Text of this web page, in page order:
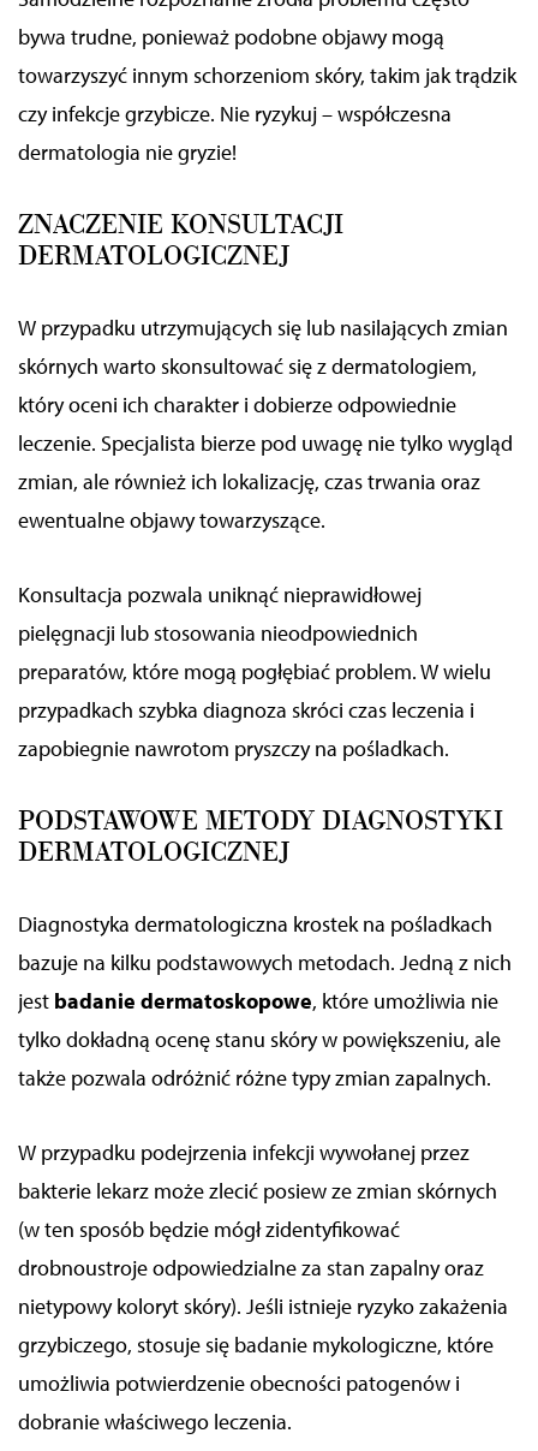
elektrycznych od Ciebie lub uzyskiwanych podczas
korzystania z ich usług.
bywa trudne, ponieważ podobne objawy mogą
towarzyszyć innym schorzeniom skóry, takim jak trądzik
czy infekcje grzybicze. Nie ryzykuj – współczesna
dermatologia nie gryzie!
ZNACZENIE KONSULTACJI
DERMATOLOGICZNEJ
W przypadku utrzymujących się lub nasilających zmian
skórnych warto skonsultować się z dermatologiem,
który oceni ich charakter i dobierze odpowiednie
leczenie. Specjalista bierze pod uwagę nie tylko wygląd
zmian, ale również ich lokalizację, czas trwania oraz
ewentualne objawy towarzyszące.
Konsultacja pozwala uniknąć nieprawidłowej
pielęgnacji lub stosowania nieodpowiednich
preparatów, które mogą pogłębiać problem. W wielu
przypadkach szybka diagnoza skróci czas leczenia i
zapobiegnie nawrotom pryszczy na pośladkach.
PODSTAWOWE METODY DIAGNOSTYKI
DERMATOLOGICZNEJ
Diagnostyka dermatologiczna krostek na pośladkach
bazuje na kilku podstawowych metodach. Jedną z nich
jest badanie dermatoskopowe, które umożliwia nie
tylko dokładną ocenę stanu skóry w powiększeniu, ale
także pozwala odróżnić różne typy zmian zapalnych.
W przypadku podejrzenia infekcji wywołanej przez
bakterie lekarz może zlecić posiew ze zmian skórnych
(w ten sposób będzie mógł zidentyfikować
drobnoustroje odpowiedzialne za stan zapalny oraz
nietypowy koloryt skóry). Jeśli istnieje ryzyko zakażenia
grzybiczego, stosuje się badanie mykologiczne, które
umożliwia potwierdzenie obecności patogenów i
dobranie właściwego leczenia.